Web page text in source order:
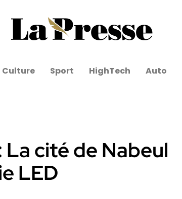
Culture Sport HighTech Auto
cité de Nabeul
LED